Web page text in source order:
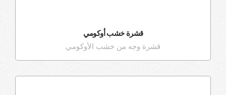
قشرة وجه من خشب الأوكومي
قشرة خشب أوكومي